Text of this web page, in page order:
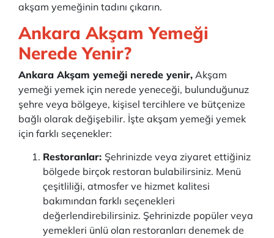
akşam yemeğinin tadını çıkarın.
Ankara Akşam Yemeği
Nerede Yenir?
Ankara Akşam yemeği nerede yenir, Akşam
yemeği yemek için nerede yeneceği, bulunduğunuz
şehre veya bölgeye, kişisel tercihlere ve bütçenize
bağlı olarak değişebilir. İşte akşam yemeği yemek
için farklı seçenekler:
Restoranlar: Şehrinizde veya ziyaret ettiğiniz
bölgede birçok restoran bulabilirsiniz. Menü
çeşitliliği, atmosfer ve hizmet kalitesi
bakımından farklı seçenekleri
değerlendirebilirsiniz. Şehrinizde popüler veya
yemekleri ünlü olan restoranları denemek de